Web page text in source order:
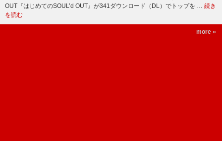
OUT『はじめてのSOUL’d OUT』が341ダウンロード（DL）でトップを … 続き
を読む
more »